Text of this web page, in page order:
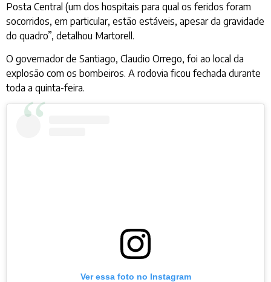
Posta Central (um dos hospitais para qual os feridos foram
socorridos, em particular, estão estáveis, apesar da gravidade
do quadro”, detalhou Martorell.
O governador de Santiago, Claudio Orrego, foi ao local da
explosão com os bombeiros. A rodovia ficou fechada durante
toda a quinta-feira.
Ver essa foto no Instagram